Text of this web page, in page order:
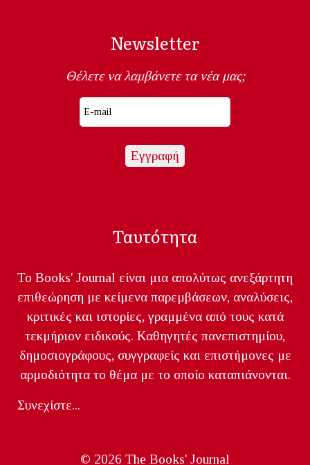
Newsletter
Θέλετε να λαμβάνετε τα νέα μας;
Ταυτότητα
Το Books' Journal είναι μια απολύτως ανεξάρτητη
επιθεώρηση με κείμενα παρεμβάσεων, αναλύσεις,
κριτικές και ιστορίες, γραμμένα από τους κατά
τεκμήριον ειδικούς. Καθηγητές πανεπιστημίου,
δημοσιογράφους, συγγραφείς και επιστήμονες με
αρμοδιότητα το θέμα με το οποίο καταπιάνονται.
Συνεχίστε...
© 2026 The Books' Journal